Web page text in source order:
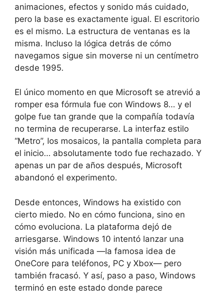
animaciones, efectos y sonido más cuidado,
pero la base es exactamente igual. El escritorio
es el mismo. La estructura de ventanas es la
misma. Incluso la lógica detrás de cómo
navegamos sigue sin moverse ni un centímetro
desde 1995.
El único momento en que Microsoft se atrevió a
romper esa fórmula fue con Windows 8… y el
golpe fue tan grande que la compañía todavía
no termina de recuperarse. La interfaz estilo
“Metro”, los mosaicos, la pantalla completa para
el inicio… absolutamente todo fue rechazado. Y
apenas un par de años después, Microsoft
abandonó el experimento.
Desde entonces, Windows ha existido con
cierto miedo. No en cómo funciona, sino en
cómo evoluciona. La plataforma dejó de
arriesgarse. Windows 10 intentó lanzar una
visión más unificada —la famosa idea de
OneCore para teléfonos, PC y Xbox— pero
también fracasó. Y así, paso a paso, Windows
terminó en este estado donde parece